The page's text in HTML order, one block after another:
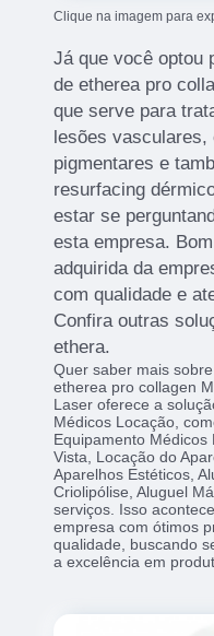
Clique na imagem para
Já que você optou
de etherea pro
que serve para
lesões
pigmentares e
resurfacing
estar se
esta empresa.
adquirida da
com qualidade e
Confira outras
ethera.
Quer saber mais
etherea pro collagen
Laser oferece a
Médicos Locação,
Equipamento
Vista, Locação do
Aparelhos Estéticos,
Criolipólise, Aluguel
serviços. Isso
empresa com ótimos
qualidade, buscando
a excelência em